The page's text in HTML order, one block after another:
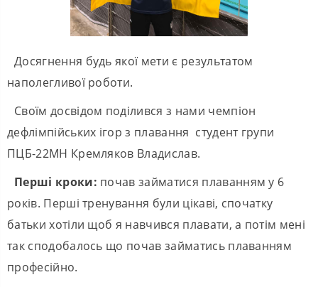
Досягнення будь якої мети є результатом
наполегливої роботи.
Своїм досвідом поділився з нами чемпіон
дефлімпійських ігор з плавання студент групи
ПЦБ-22МН Кремляков Владислав.
Перші кроки: почав займатися плаванням у 6
років. Перші тренування були цікаві, спочатку
батьки хотіли щоб я навчився плавати, а потім мені
так сподобалось що почав займатись плаванням
професійно.